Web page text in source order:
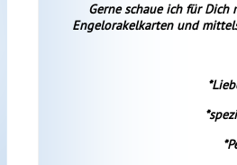
Gerne schaue ich für
Engelorakelkarten und